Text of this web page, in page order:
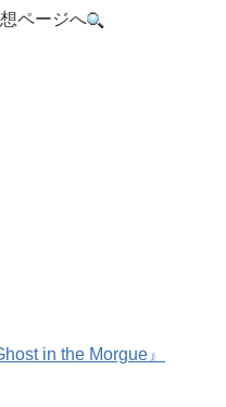
ページへ
in the Morgue』